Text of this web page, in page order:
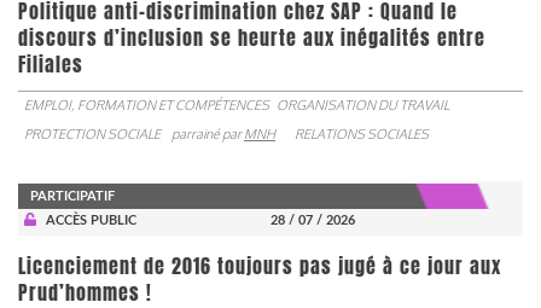
Politique anti-discrimination chez SAP : Quand le
discours d’inclusion se heurte aux inégalités entre
Filiales
EMPLOI, FORMATION ET COMPÉTENCES ORGANISATION DU TRAVAIL
PROTECTION SOCIALE
parrainé parMNH RELATIONS SOCIALES
PARTICIPATIF
ACCÈS PUBLIC
28 / 07 / 2026
Licenciement de 2016 toujours pas jugé à ce jour aux
Prud’hommes !